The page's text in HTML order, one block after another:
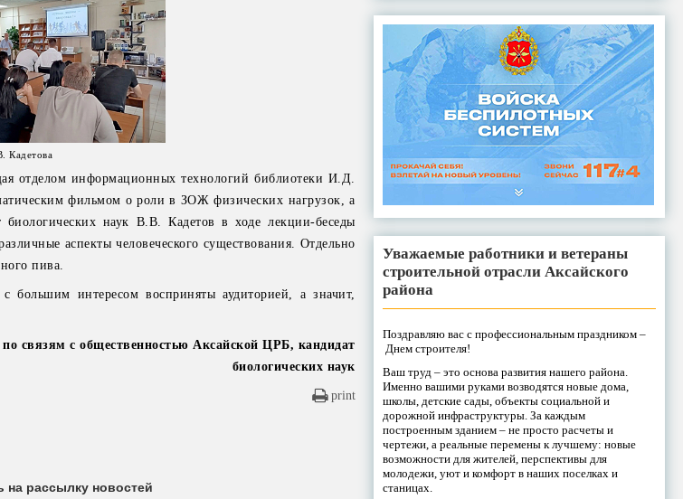
Кадетова
отделом информационных технологий библиотеки И.Д.
фильмом о роли в ЗОЖ физических нагрузок, а
биологических наук В.В. Кадетов в ходе лекции-беседы
аспекты человеческого существования. Отдельно
пива.
интересом восприняты аудиторией, а значит,
связям с общественностью Аксайской ЦРБ, кандидат
биологических наук
print
на рассылку новостей
Уважаемые работники и ветераны
строительной отрасли Аксайского
района
Поздравляю вас с профессиональным праздником –
Днем строителя!
Ваш труд – это основа развития нашего района.
Именно вашими руками возводятся новые дома,
школы, детские сады, объекты социальной и
дорожной инфраструктуры. За каждым
построенным зданием – не просто расчеты и
чертежи, а реальные перемены к лучшему: новые
возможности для жителей, перспективы для
молодежи, уют и комфорт в наших поселках и
станицах.